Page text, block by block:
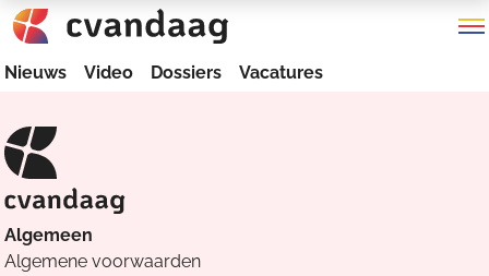
Nieuws Video Dossiers Vacatures
Algemeen
Algemene voorwaarden